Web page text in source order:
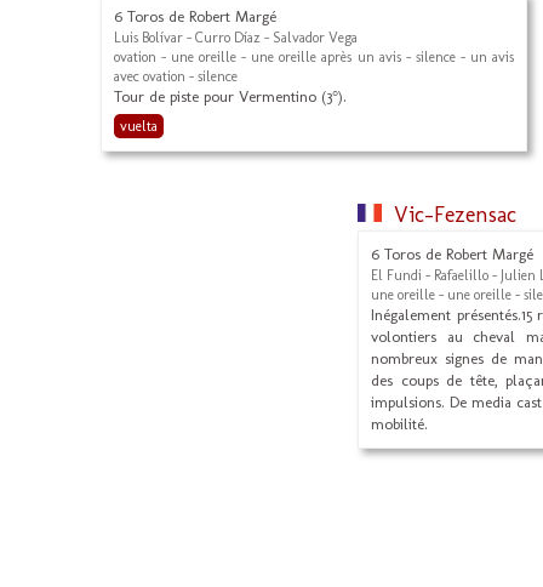
6 Toros de Robert Margé
Luis Bolívar - Curro Díaz - Salvador Vega
ovation - une oreille - une oreille après un avis - silence - un avis
avec ovation - silence
Tour de piste pour Vermentino (3°).
vuelta
Vic-Fezensac
6 Toros de Robert Margé
El Fundi - Rafaelillo - Julien
une oreille - une oreille -
Inégalement
volontiers au cheval
nombreux signes de
des coups de tête,
impulsions. De media
mobilité.